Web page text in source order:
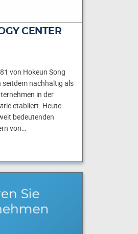
CENTER
von Hokeun Song
nachhaltig als
in der
etabliert. Heute
bedeutenden
von…